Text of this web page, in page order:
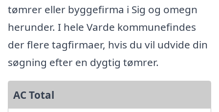
tømrer eller byggefirma i Sig og omegn
herunder. I hele Varde kommunefindes
der flere tagfirmaer, hvis du vil udvide din
søgning efter en dygtig tømrer.
AC Total